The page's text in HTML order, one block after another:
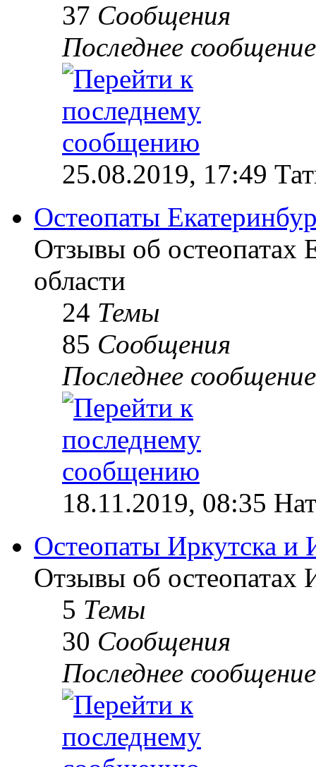
37 Сообщения
Последнее сообщение
25.08.2019, 17:49
Остеопаты
Отзывы об остеопатах
области
24 Темы
85 Сообщения
Последнее сообщение
18.11.2019, 08:35
Остеопаты Иркутска и
Отзывы об остеопатах
5 Темы
30 Сообщения
Последнее сообщение